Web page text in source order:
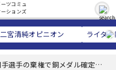
二宮清純オピニオン ライタ
選手の棄権で銅メダル確定